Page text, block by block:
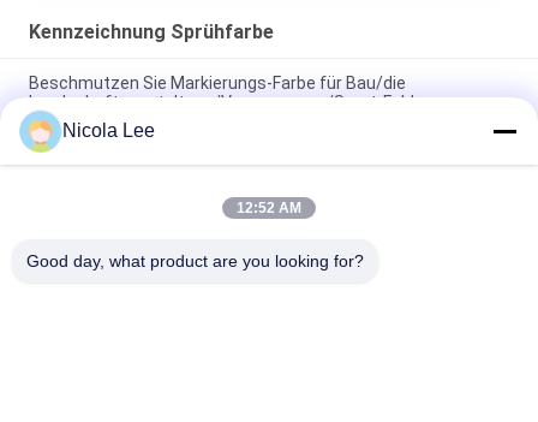
Kennzeichnung Sprühfarbe
Beschmutzen Sie Markierungs-Farbe für Bau/die
Landschaftsgestaltung/Vermessens-/Sport-Felder
Linie das freie Markierungs-Sprühfarbe-Toluol und CFC geben
für Bereiche heraus hervorheben u. markieren frei
Linie Markierungs-Farben-Bau-Felder/Parkfelder/Sport-
Nicola Lee
12:52 AM
Good day, what product are you looking for?